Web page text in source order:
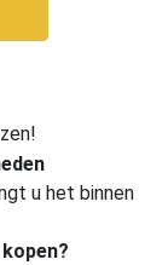
u het binnen